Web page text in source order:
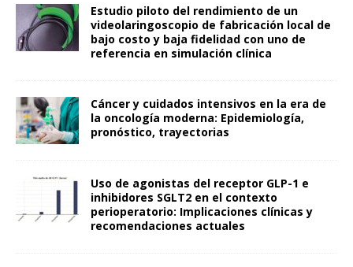
Estudio piloto del rendimiento de un
videolaringoscopio de fabricación local de
bajo costo y baja fidelidad con uno de
referencia en simulación clínica
Cáncer y cuidados intensivos en la era de
la oncología moderna: Epidemiología,
pronóstico, trayectorias
Uso de agonistas del receptor GLP-1 e
inhibidores SGLT2 en el contexto
perioperatorio: Implicaciones clínicas y
recomendaciones actuales